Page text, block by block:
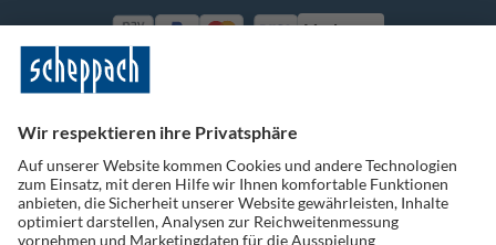
Vorkasse
Folge uns auf Social Media